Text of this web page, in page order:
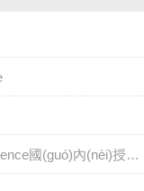
EZBioscience國(guó)內(nèi)授權(quán)代理